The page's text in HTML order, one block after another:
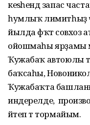
кеѕәһендә запас
һумлыҡ лимитһыҙ
йылда фәҡәт совхоз
ойошмаһы ярҙамы
Ҡужабаҡ автоюлы
баҡсаһы,
Ҡужабаҡта
индерелде, ә
әйтеп тә тормайым.